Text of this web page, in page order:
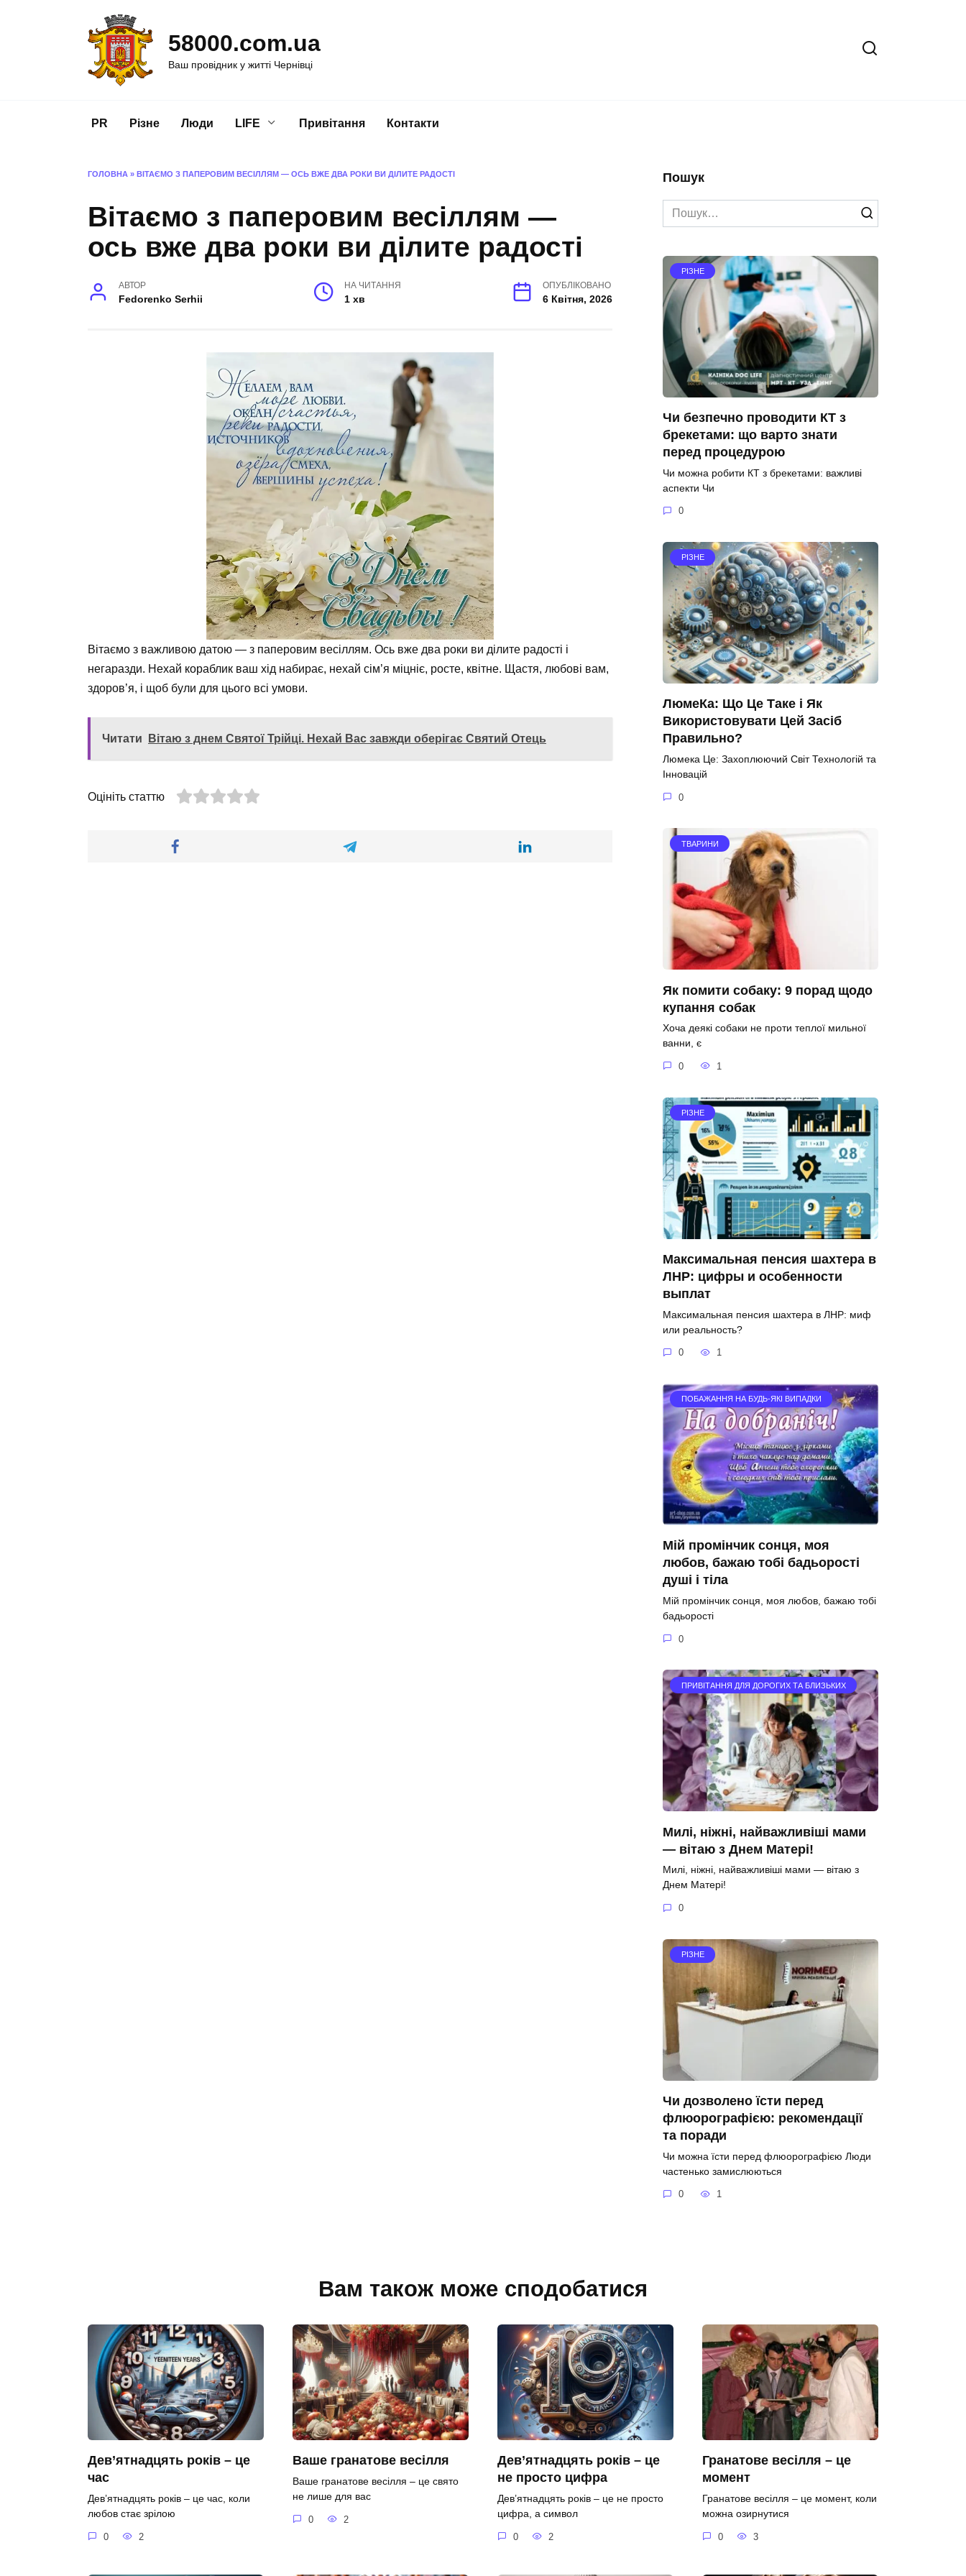
58000.com.ua
Ваш провідник у житті Чернівці
PR Різне Люди LIFE Привітання Контакти
ГОЛОВНА » ВІТАЄМО З ПАПЕРОВИМ ВЕСІЛЛЯМ — ОСЬ ВЖЕ ДВА РОКИ ВИ ДІЛИТЕ РАДОСТІ
Вітаємо з паперовим весіллям —
ось вже два роки ви ділите радості
АВТОР
Fedorenko Serhii
НА ЧИТАННЯ
1 хв
ОПУБЛІКОВАНО
6 Квітня, 2026
Вітаємо з важливою датою — з паперовим весіллям. Ось вже два роки ви ділите радості і
негаразди. Нехай кораблик ваш хід набирає, нехай сім’я міцніє, росте, квітне. Щастя, любові вам,
здоров’я, і щоб були для цього всі умови.
Читати Вітаю з днем Святої Трійці. Нехай Вас завжди оберігає Святий Отець
Оцініть статтю
Пошук
Search
for:
РІЗНЕ
Чи безпечно проводити КТ з
брекетами: що варто знати
перед процедурою
Чи можна робити КТ з брекетами: важливі
аспекти Чи
0
РІЗНЕ
ЛюмеКа: Що Це Таке і Як
Використовувати Цей Засіб
Правильно?
Люмека Це: Захоплюючий Світ Технологій та
Інновацій
0
ТВАРИНИ
Як помити собаку: 9 порад щодо
купання собак
Хоча деякі собаки не проти теплої мильної
ванни, є
0 1
РІЗНЕ
Максимальная пенсия шахтера в
ЛНР: цифры и особенности
выплат
Максимальная пенсия шахтера в ЛНР: миф
или реальность?
0 1
ПОБАЖАННЯ НА БУДЬ-ЯКІ ВИПАДКИ
Мій промінчик сонця, моя
любов, бажаю тобі бадьорості
душі і тіла
Мій промінчик сонця, моя любов, бажаю тобі
бадьорості
0
ПРИВІТАННЯ ДЛЯ ДОРОГИХ ТА БЛИЗЬКИХ
Милі, ніжні, найважливіші мами
— вітаю з Днем Матері!
Милі, ніжні, найважливіші мами — вітаю з
Днем Матері!
0
РІЗНЕ
Чи дозволено їсти перед
флюорографією: рекомендації
та поради
Чи можна їсти перед флюорографією Люди
частенько замислюються
0 1
Вам також може сподобатися
Дев’ятнадцять років – це
час
Дев’ятнадцять років – це час, коли
любов стає зрілою
0 2
Ваше гранатове весілля
Ваше гранатове весілля – це свято
не лише для вас
0 2
Дев’ятнадцять років – це
не просто цифра
Дев’ятнадцять років – це не просто
цифра, а символ
0 2
Гранатове весілля – це
момент
Гранатове весілля – це момент, коли
можна озирнутися
0 3